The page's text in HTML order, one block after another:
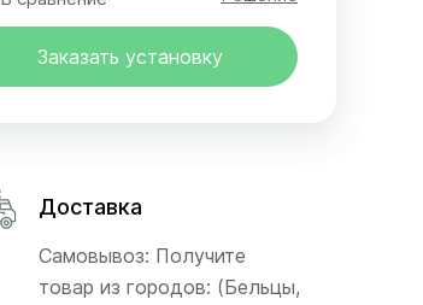
Заказать установку
Доставка
Самовывоз: Получите
товар из городов: (Бельцы,